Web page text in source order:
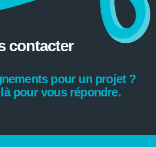
contacter
pour un projet ?
pour vous répondre.